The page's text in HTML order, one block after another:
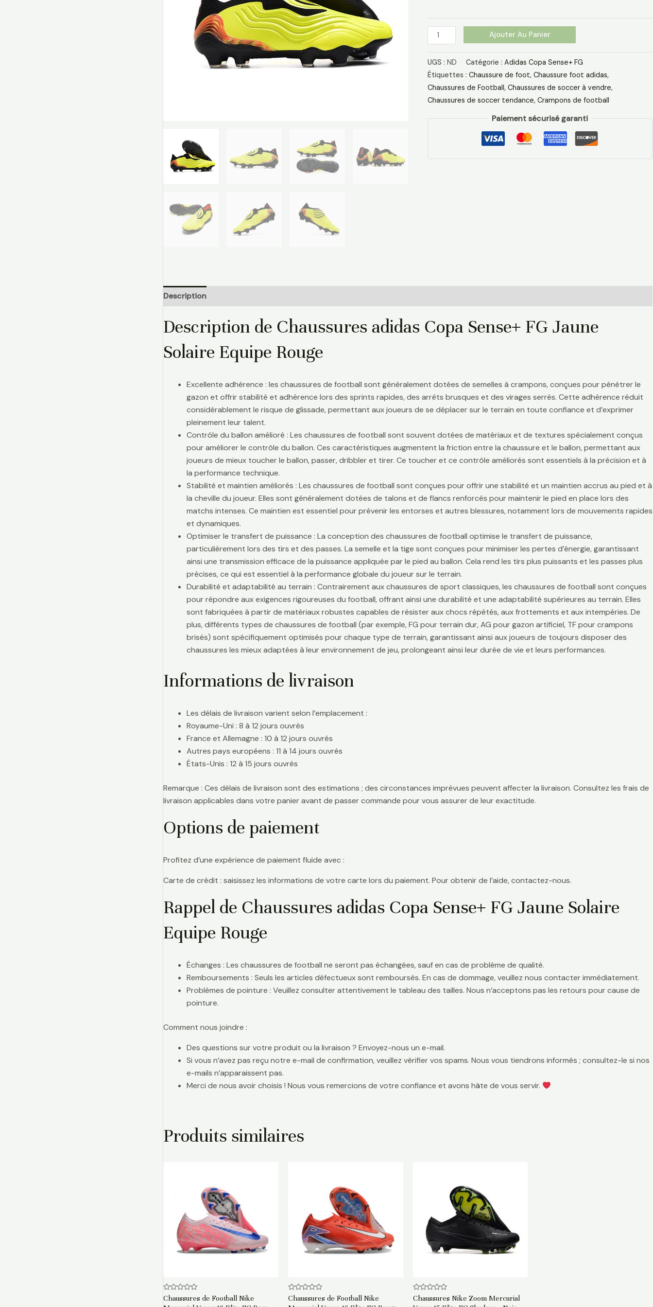
Solaire
Noir
Ajouter Au Panier
UGS : ND Catégorie : Adidas Copa Sense+ FG
Étiquettes : Chaussure de foot, Chaussure foot adidas,
Chaussures de Football, Chaussures de soccer à vendre,
Chaussures de soccer tendance, Crampons de football
Paiement sécurisé garanti
Description
Description de Chaussures adidas Copa Sense+ FG Jaune
Solaire Equipe Rouge
Excellente adhérence : les chaussures de football sont généralement dotées de semelles à crampons, conçues pour pénétrer le
gazon et offrir stabilité et adhérence lors des sprints rapides, des arrêts brusques et des virages serrés. Cette adhérence réduit
considérablement le risque de glissade, permettant aux joueurs de se déplacer sur le terrain en toute confiance et d’exprimer
pleinement leur talent.
Contrôle du ballon amélioré : Les chaussures de football sont souvent dotées de matériaux et de textures spécialement conçus
pour améliorer le contrôle du ballon. Ces caractéristiques augmentent la friction entre la chaussure et le ballon, permettant aux
joueurs de mieux toucher le ballon, passer, dribbler et tirer. Ce toucher et ce contrôle améliorés sont essentiels à la précision et à
la performance technique.
Stabilité et maintien améliorés : Les chaussures de football sont conçues pour offrir une stabilité et un maintien accrus au pied et à
la cheville du joueur. Elles sont généralement dotées de talons et de flancs renforcés pour maintenir le pied en place lors des
matchs intenses. Ce maintien est essentiel pour prévenir les entorses et autres blessures, notamment lors de mouvements rapides
et dynamiques.
Optimiser le transfert de puissance : La conception des chaussures de football optimise le transfert de puissance,
particulièrement lors des tirs et des passes. La semelle et la tige sont conçues pour minimiser les pertes d’énergie, garantissant
ainsi une transmission efficace de la puissance appliquée par le pied au ballon. Cela rend les tirs plus puissants et les passes plus
précises, ce qui est essentiel à la performance globale du joueur sur le terrain.
Durabilité et adaptabilité au terrain : Contrairement aux chaussures de sport classiques, les chaussures de football sont conçues
pour répondre aux exigences rigoureuses du football, offrant ainsi une durabilité et une adaptabilité supérieures au terrain. Elles
sont fabriquées à partir de matériaux robustes capables de résister aux chocs répétés, aux frottements et aux intempéries. De
plus, différents types de chaussures de football (par exemple, FG pour terrain dur, AG pour gazon artificiel, TF pour crampons
brisés) sont spécifiquement optimisés pour chaque type de terrain, garantissant ainsi aux joueurs de toujours disposer des
chaussures les mieux adaptées à leur environnement de jeu, prolongeant ainsi leur durée de vie et leurs performances.
Informations de livraison
Les délais de livraison varient selon l’emplacement :
Royaume-Uni : 8 à 12 jours ouvrés
France et Allemagne : 10 à 12 jours ouvrés
Autres pays européens : 11 à 14 jours ouvrés
États-Unis : 12 à 15 jours ouvrés
Remarque : Ces délais de livraison sont des estimations ; des circonstances imprévues peuvent affecter la livraison. Consultez les frais de
livraison applicables dans votre panier avant de passer commande pour vous assurer de leur exactitude.
Options de paiement
Profitez d’une expérience de paiement fluide avec :
Carte de crédit : saisissez les informations de votre carte lors du paiement. Pour obtenir de l’aide, contactez-nous.
Rappel de Chaussures adidas Copa Sense+ FG Jaune Solaire
Equipe Rouge
Échanges : Les chaussures de football ne seront pas échangées, sauf en cas de problème de qualité.
Remboursements : Seuls les articles défectueux sont remboursés. En cas de dommage, veuillez nous contacter immédiatement.
Problèmes de pointure : Veuillez consulter attentivement le tableau des tailles. Nous n’acceptons pas les retours pour cause de
pointure.
Comment nous joindre :
Des questions sur votre produit ou la livraison ? Envoyez-nous un e-mail.
Si vous n’avez pas reçu notre e-mail de confirmation, veuillez vérifier vos spams. Nous vous tiendrons informés ; consultez-le si nos
e-mails n’apparaissent pas.
Merci de nous avoir choisis ! Nous vous remercions de votre confiance et avons hâte de vous servir.
Produits similaires
Note
0
Chaussures de Football Nike
Note
0
Chaussures de Football Nike
Note
0
Chaussures Nike Zoom Mercurial